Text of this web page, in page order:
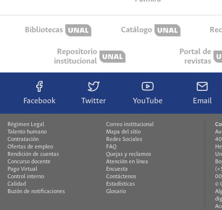
Bibliotecas Catálogo
Repositorio
institucional
Portal de
revistas
Facebook Twitter YouTube Email
Régimen Legal
Talento humano
Contratación
Ofertas de empleo
Rendición de cuentas
Concurso docente
Pago Virtual
Control interno
Calidad
Buzón de notificaciones
Correo institucional
Mapa del sitio
Redes Sociales
FAQ
Quejas y reclamos
Atención en línea
Encuesta
Contáctenos
Estadísticas
Glosario
©